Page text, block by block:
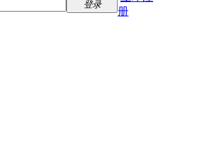
登录
册